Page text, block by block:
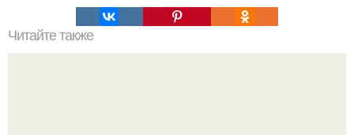
Читайте также